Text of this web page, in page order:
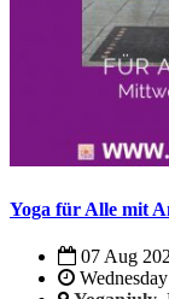
Yoga für Alle mit
07 Aug